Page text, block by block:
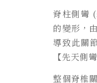
脊柱側彎
的變形，
導致此關
【先天側
整個脊椎